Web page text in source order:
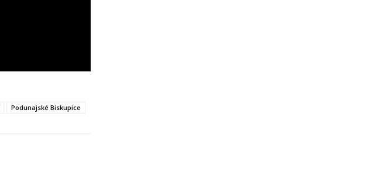
Podunajské Biskupice